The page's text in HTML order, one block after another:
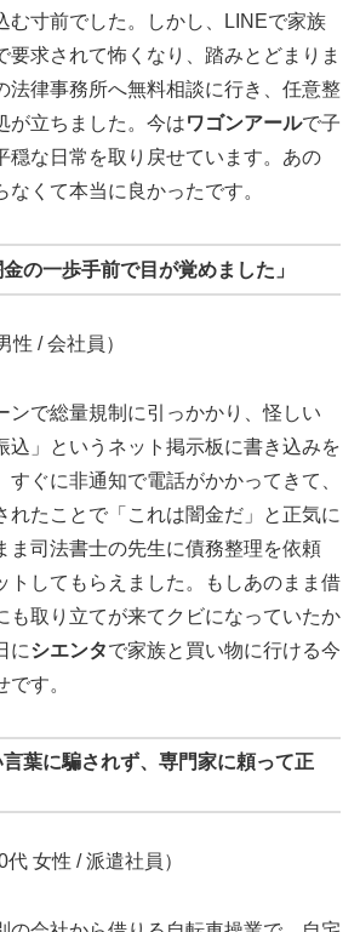
む寸前でした。しかし、LINEで家族
要求されて怖くなり、踏みとどまりま
法律事務所へ無料相談に行き、任意整
が立ちました。今はワゴンアールで子
穏な日常を取り戻せています。あの
なくて本当に良かったです。
の一歩手前で目が覚めました」
性 / 会社員）
ンで総量規制に引っかかり、怪しい
込」というネット掲示板に書き込みを
すぐに非通知で電話がかかってきて、
れたことで「これは闇金だ」と正気に
ま司法書士の先生に債務整理を依頼
トしてもらえました。もしあのまま借
も取り立てが来てクビになっていたか
にシエンタで家族と買い物に行ける今
す。
葉に騙されず、専門家に頼って正
代 女性 / 派遣社員）